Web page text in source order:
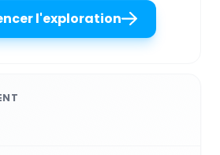
l'exploration